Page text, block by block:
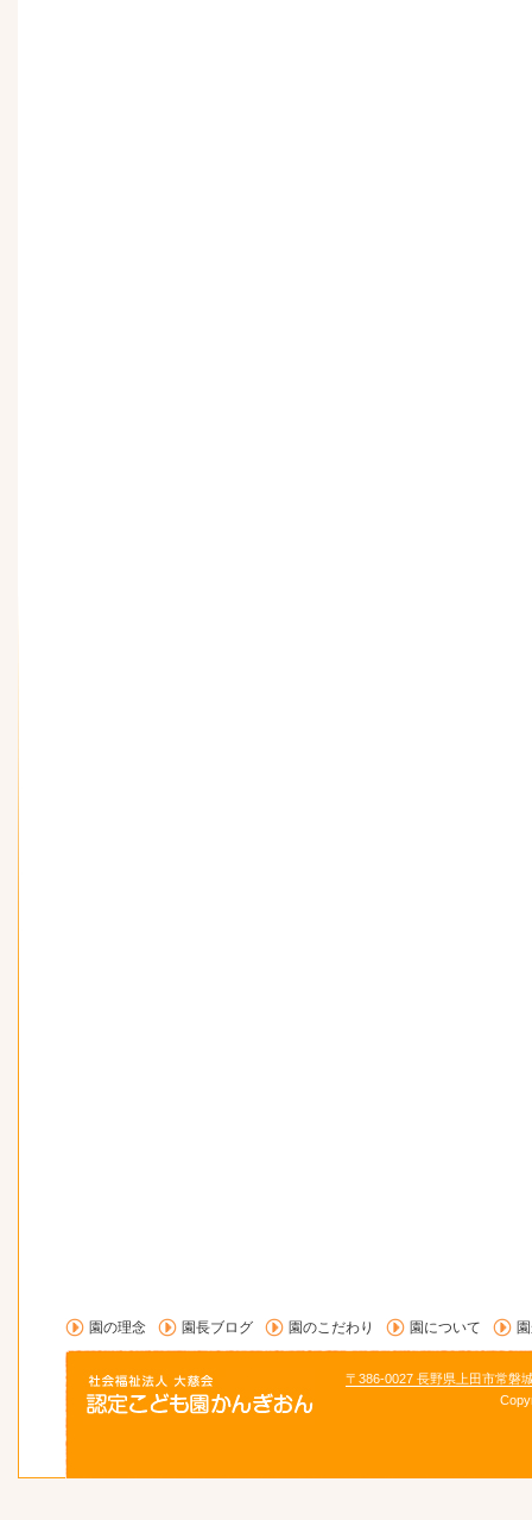
園の理念 園長ブログ 園のこだわり 園について
〒386-0027 長野県上田市常磐